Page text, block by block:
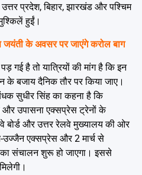
प्रदेश, बिहार, झारखंड और पश्चिम
हुईं।
जयंती के अवसर पर जाएंगे करोल बाग
गई है तो यात्रियों की मांग है कि इन
के बजाय दैनिक तौर पर किया जाए।
सुधीर सिंह का कहना है कि
और उपासना एक्सप्रेस ट्रेनों के
बोर्ड और उत्तर रेलवे मुख्यालय की ओर
उज्जैन एक्सप्रेस और 2 मार्च से
का संचालन शुरू हो जाएगा। इससे